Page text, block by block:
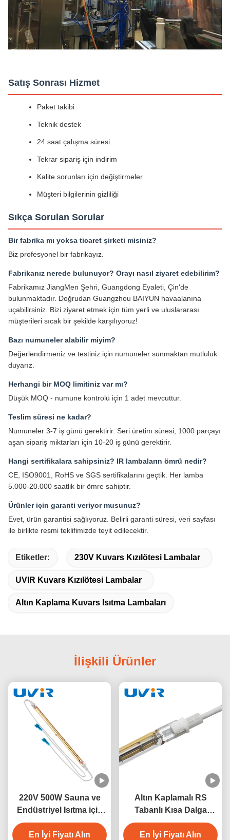
Satış Sonrası Hizmet
Paket takibi
Teknik destek
24 saat çalışma süresi
Tekrar sipariş için indirim
Kalite sorunları için değiştirmeler
Müşteri bilgilerinin gizliliği
Sıkça Sorulan Sorular
Bir fabrika mı yoksa ticaret şirketi misiniz?
Biz profesyonel bir fabrikayız.
Fabrikanız nerede bulunuyor? Orayı nasıl ziyaret edebilirim?
Fabrikamız JiangMen Şehri, Guangdong Eyaleti, Çin'de
bulunmaktadır. Doğrudan Guangzhou BAIYUN havaalanına
uçabilirsiniz. Bizi ziyaret etmek için tüm yerli ve uluslararası
müşterileri sıcak bir şekilde karşılıyoruz!
Bazı numuneler alabilir miyim?
Değerlendirmeniz ve testiniz için numuneler sunmaktan mutluluk
duyarız.
Herhangi bir MOQ limitiniz var mı?
Düşük MOQ - numune kontrolü için 1 adet mevcuttur.
Teslim süresi ne kadar?
Numuneler 3-7 iş günü gerektirir. Seri üretim süresi, 1000 parçayı
aşan sipariş miktarları için 10-20 iş günü gerektirir.
Hangi sertifikalara sahipsiniz? IR lambaların ömrü nedir?
CE, ISO9001, RoHS ve SGS sertifikalarını geçtik. Her lamba
5.000-20.000 saatlik bir ömre sahiptir.
Ürünler için garanti veriyor musunuz?
Evet, ürün garantisi sağlıyoruz. Belirli garanti süresi, veri sayfası
ile birlikte resmi teklifimizde teyit edilecektir.
Etiketler: 230V Kuvars Kızılötesi Lambalar
UVIR Kuvars Kızılötesi Lambalar
Altın Kaplama Kuvars Isıtma Lambaları
İlişkili Ürünler
220V 500W Sauna ve
Endüstriyel Isıtma için
Kısa Dalga Kuvars
Kızılötesi Lamba
En İyi Fiyatı Alın
Altın Kaplamalı RS
Tabanlı Kısa Dalga
Kızılötesi Isıtma
Lambası 500W 230V
En İyi Fiyatı Alın